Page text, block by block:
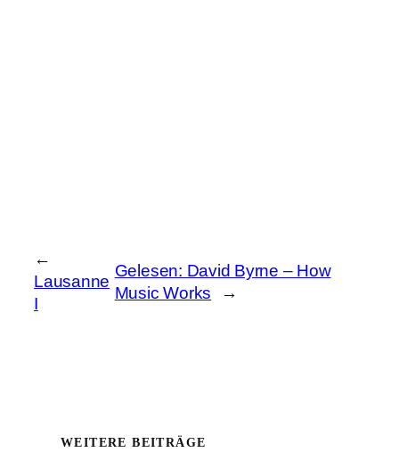
←
Lausanne
I
Gelesen: David Byrne – How
Music Works
→
WEITERE BEITRÄGE